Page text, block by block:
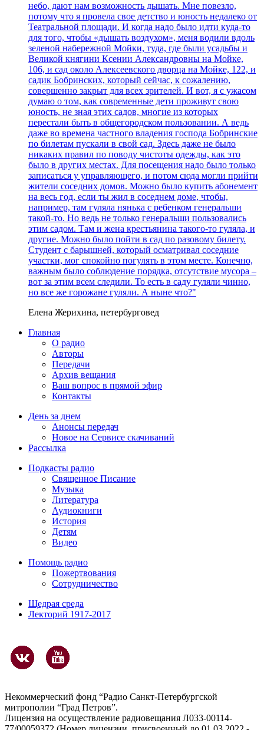
небо, дают нам возможность дышать. Мне повезло,
потому что я провела свое детство и юность недалеко от
Театральной площади. И когда надо было идти куда-то
для того, чтобы «дышать воздухом», меня водили вдоль
зеленой набережной Мойки, туда, где были усадьбы и
Великой княгини Ксении Александровны на Мойке,
106, и сад около Алексеевского дворца на Мойке, 122, и
садик Бобринских, который сейчас, к сожалению,
совершенно закрыт для всех зрителей. И вот, я с ужасом
думаю о том, как современные дети проживут свою
юность, не зная этих садов, многие из которых
перестали быть в общегородском пользовании. А ведь
даже во времена частного владения господа Бобринские
по билетам пускали в свой сад. Здесь даже не было
никаких правил по поводу чистоты одежды, как это
было в других местах. Для посещения надо было только
записаться у управляющего, и потом сюда могли прийти
жители соседних домов. Можно было купить абонемент
на весь год, если ты жил в соседнем доме, чтобы,
например, там гуляла нянька с ребенком генеральши
такой-то. Но ведь не только генеральши пользовались
этим садом. Там и жена крестьянина такого-то гуляла, и
другие. Можно было пойти в сад по разовому билету.
Студент с барышней, который осматривал соседние
участки, мог спокойно погулять в этом месте. Конечно,
важным было соблюдение порядка, отсутствие мусора –
вот за этим всем следили. То есть в саду гуляли чинно,
но все же горожане гуляли. А ныне что?"
Елена Жерихина, петербурговед
Главная
О радио
Авторы
Передачи
Архив вещания
Ваш вопрос в прямой эфир
Контакты
День за днем
Анонсы передач
Новое на Сервисе скачиваний
Рассылка
Подкасты радио
Священное Писание
Музыка
Литература
Аудиокниги
История
Детям
Видео
Помощь радио
Пожертвования
Сотрудничество
Щедрая среда
Лекторий 1917-2017
Некоммерческий фонд “Радио Санкт-Петербургской
митрополии “Град Петров”.
Лицензия на осуществление радиовещания Л033-00114-